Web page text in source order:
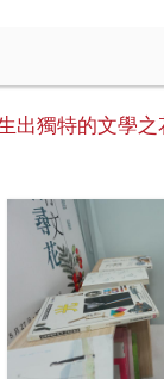
出獨特的文學